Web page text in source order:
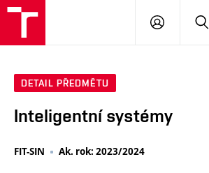
PŘIHLÁSIT
DETAIL PŘEDMĚTU
Inteligentní systémy
FIT-SIN Ak. rok: 2023/2024